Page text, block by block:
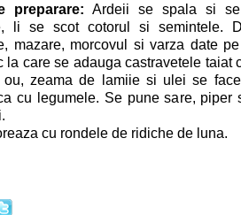
preparare:Ardeii se spala si
li se scot cotorul si semintele.
mazare, morcovul si varza date
la care se adauga castravetele taiat
zeama de lamiie si ulei se
cu legumele. Se pune sare, piper
cu rondele de ridiche de luna.